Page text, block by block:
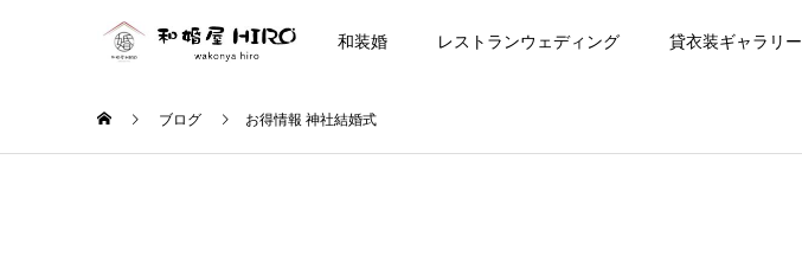
和装婚 レストランウェディング 貸衣装ギャラリー
ブログ お得情報 神社結婚式